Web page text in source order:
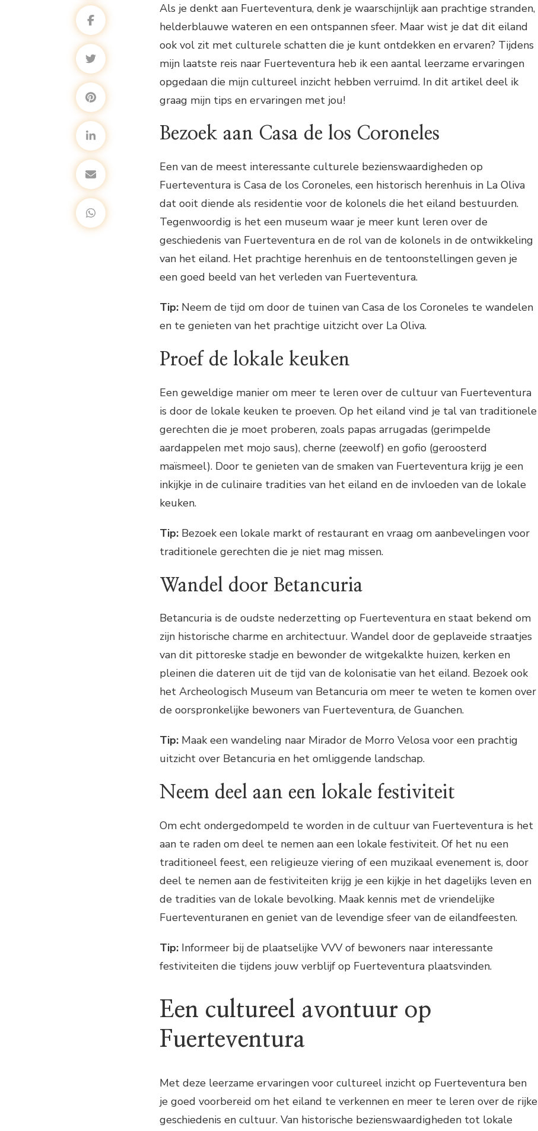
Als je denkt aan Fuerteventura, denk je waarschijnlijk aan prachtige stranden,
helderblauwe wateren en een ontspannen sfeer. Maar wist je dat dit eiland
ook vol zit met culturele schatten die je kunt ontdekken en ervaren? Tijdens
mijn laatste reis naar Fuerteventura heb ik een aantal leerzame ervaringen
opgedaan die mijn cultureel inzicht hebben verruimd. In dit artikel deel ik
graag mijn tips en ervaringen met jou!
Bezoek aan Casa de los Coroneles
Een van de meest interessante culturele bezienswaardigheden op
Fuerteventura is Casa de los Coroneles, een historisch herenhuis in La Oliva
dat ooit diende als residentie voor de kolonels die het eiland bestuurden.
Tegenwoordig is het een museum waar je meer kunt leren over de
geschiedenis van Fuerteventura en de rol van de kolonels in de ontwikkeling
van het eiland. Het prachtige herenhuis en de tentoonstellingen geven je
een goed beeld van het verleden van Fuerteventura.
Tip: Neem de tijd om door de tuinen van Casa de los Coroneles te wandelen
en te genieten van het prachtige uitzicht over La Oliva.
Proef de lokale keuken
Een geweldige manier om meer te leren over de cultuur van Fuerteventura
is door de lokale keuken te proeven. Op het eiland vind je tal van traditionele
gerechten die je moet proberen, zoals papas arrugadas (gerimpelde
aardappelen met mojo saus), cherne (zeewolf) en gofio (geroosterd
maïsmeel). Door te genieten van de smaken van Fuerteventura krijg je een
inkijkje in de culinaire tradities van het eiland en de invloeden van de lokale
keuken.
Tip: Bezoek een lokale markt of restaurant en vraag om aanbevelingen voor
traditionele gerechten die je niet mag missen.
Wandel door Betancuria
Betancuria is de oudste nederzetting op Fuerteventura en staat bekend om
zijn historische charme en architectuur. Wandel door de geplaveide straatjes
van dit pittoreske stadje en bewonder de witgekalkte huizen, kerken en
pleinen die dateren uit de tijd van de kolonisatie van het eiland. Bezoek ook
het Archeologisch Museum van Betancuria om meer te weten te komen over
de oorspronkelijke bewoners van Fuerteventura, de Guanchen.
Tip: Maak een wandeling naar Mirador de Morro Velosa voor een prachtig
uitzicht over Betancuria en het omliggende landschap.
Neem deel aan een lokale festiviteit
Om echt ondergedompeld te worden in de cultuur van Fuerteventura is het
aan te raden om deel te nemen aan een lokale festiviteit. Of het nu een
traditioneel feest, een religieuze viering of een muzikaal evenement is, door
deel te nemen aan de festiviteiten krijg je een kijkje in het dagelijks leven en
de tradities van de lokale bevolking. Maak kennis met de vriendelijke
Fuerteventuranen en geniet van de levendige sfeer van de eilandfeesten.
Tip: Informeer bij de plaatselijke VVV of bewoners naar interessante
festiviteiten die tijdens jouw verblijf op Fuerteventura plaatsvinden.
Een cultureel avontuur op
Fuerteventura
Met deze leerzame ervaringen voor cultureel inzicht op Fuerteventura ben
je goed voorbereid om het eiland te verkennen en meer te leren over de rijke
geschiedenis en cultuur. Van historische bezienswaardigheden tot lokale